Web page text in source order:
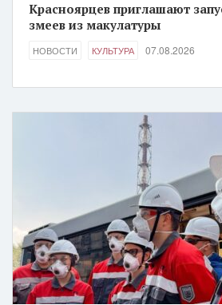
Красноярцев приглашают
змеев из макулатуры
НОВОСТИ КУЛЬТУРА 07.08.2026